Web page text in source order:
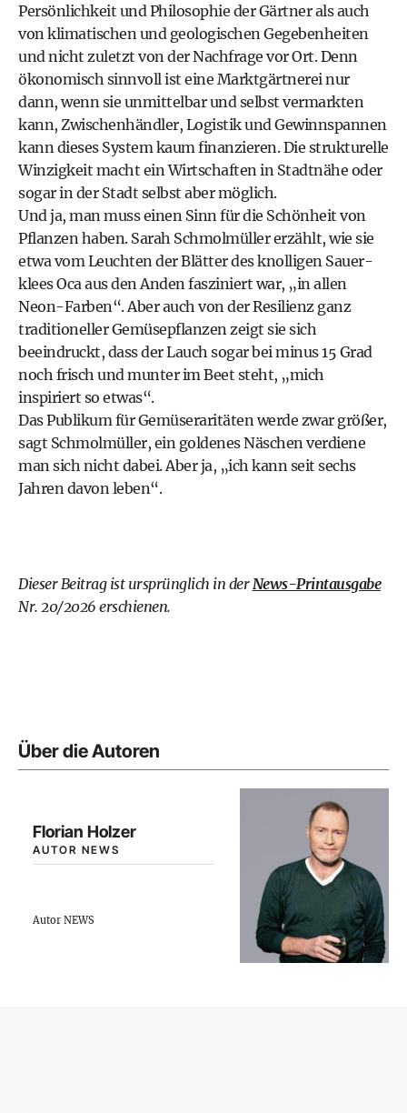
Persönlichkeit und Philosophie der Gärtner als auch
von klimatischen und geologischen Gegebenheiten
und nicht zuletzt von der Nachfrage vor Ort. Denn
ökonomisch sinnvoll ist eine Marktgärtnerei nur
dann, wenn sie unmittelbar und selbst vermarkten
kann, Zwischenhändler, Logistik und Gewinnspannen
kann dieses System kaum finanzieren. Die strukturelle
Winzigkeit macht ein Wirtschaften in Stadtnähe oder
sogar in der Stadt selbst aber möglich.
Und ja, man muss einen Sinn für die Schönheit von
Pflanzen haben. Sarah Schmolmüller erzählt, wie sie
etwa vom Leuchten der Blätter des knolligen Sauer­
klees Oca aus den Anden fasziniert war, „in allen
Neon-Farben“. Aber auch von der Resilienz ganz
traditioneller Gemüsepflanzen zeigt sie sich
beeindruckt, dass der Lauch sogar bei minus 15 Grad
noch frisch und munter im Beet steht, „mich
inspiriert so etwas“.
Das Publikum für Gemüseraritäten werde zwar größer,
sagt Schmolmüller, ein goldenes Näschen verdiene
man sich nicht dabei. Aber ja, „ich kann seit sechs
Jahren davon leben“.
Dieser Beitrag ist ursprünglich in derNews-Printausgabe
Nr. 20/2026 erschienen.
Über die Autoren
Florian Holzer
AUTOR NEWS
Autor NEWS